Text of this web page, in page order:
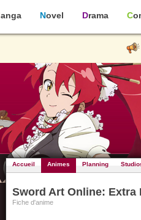
Manga Novel Drama
Accueil Animes Planning
Sword Art Online: Extra
Fiche d'anime